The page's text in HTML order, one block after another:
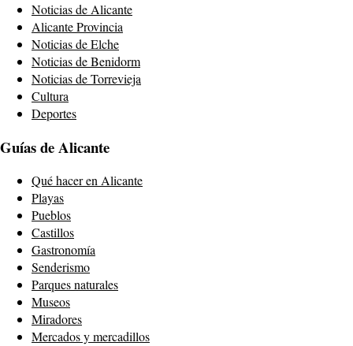
Noticias de Alicante
Alicante Provincia
Noticias de Elche
Noticias de Benidorm
Noticias de Torrevieja
Cultura
Deportes
Guías de Alicante
Qué hacer en Alicante
Playas
Pueblos
Castillos
Gastronomía
Senderismo
Parques naturales
Museos
Miradores
Mercados y mercadillos